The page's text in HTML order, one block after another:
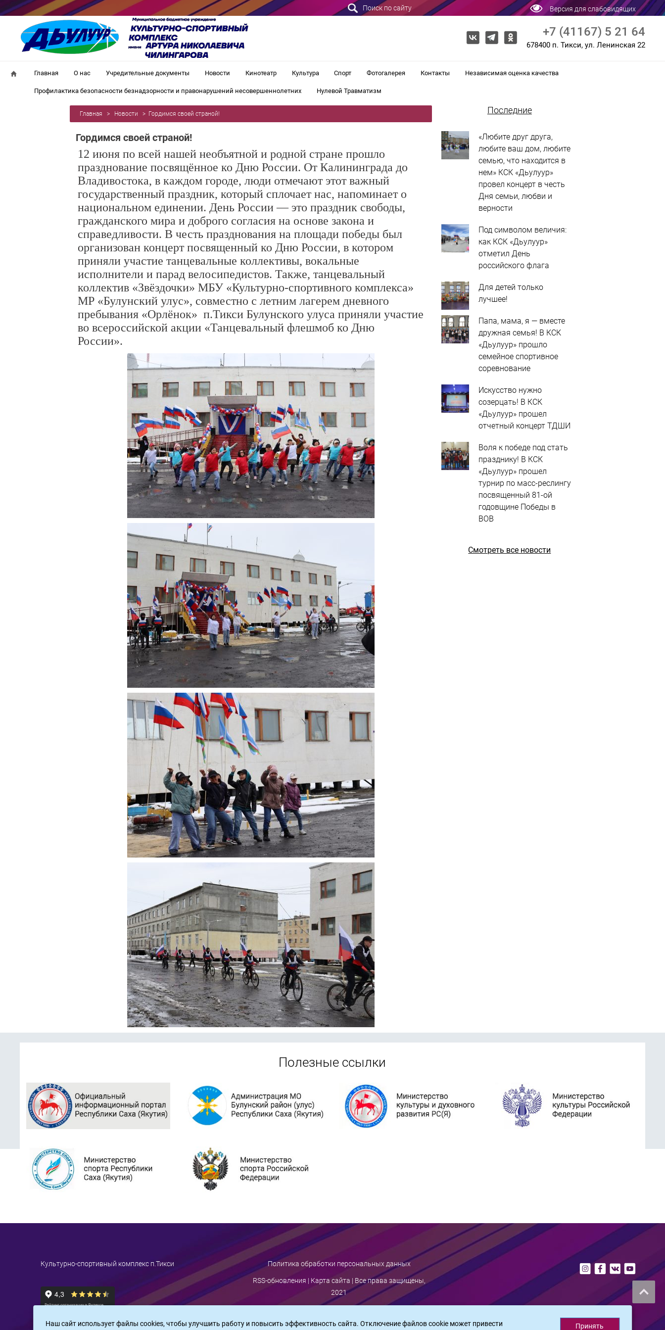
Версия для слабовидящих
Поиск по сайту
+7 (41167) 5 21 64
678400 п. Тикси, ул. Ленинская 22
Главная О нас Учредительные документы Новости Кинотеатр Культура Спорт Фотогалерея Контакты Независимая оценка качества
Профилактика безопасности безнадзорности и правонарушений несовершеннолетних Нулевой Травматизм
Главная > Новости > Гордимся своей страной!
Гордимся своей страной!
12 июня по всей нашей необъятной и родной стране прошло
празднование посвящённое ко Дню России. От Калининграда до
Владивостока, в каждом городе, люди отмечают этот важный
государственный праздник, который сплочает нас, напоминает о
национальном единении. День России — это праздник свободы,
гражданского мира и доброго согласия на основе закона и
справедливости. В честь празднования на площади победы был
организован концерт посвященный ко Дню России, в котором
приняли участие танцевальные коллективы, вокальные
исполнители и парад велосипедистов. Также, танцевальный
коллектив «Звёздочки» МБУ «Культурно-спортивного комплекса»
МР «Булунский улус», совместно с летним лагерем дневного
пребывания «Орлёнок» п.Тикси Булунского улуса приняли участие
во всероссийской акции «Танцевальный флешмоб ко Дню
России».
Последние
«Любите друг друга,
любите ваш дом, любите
семью, что находится в
нем» КСК «Дьулуур»
провел концерт в честь
Дня семьи, любви и
верности
Под символом величия:
как КСК «Дьулуур»
отметил День
российского флага
Для детей только
лучшее!
Папа, мама, я — вместе
дружная семья! В КСК
«Дьулуур» прошло
семейное спортивное
соревнование
Искусство нужно
созерцать! В КСК
«Дьулуур» прошел
отчетный концерт ТДШИ
Воля к победе под стать
празднику! В КСК
«Дьулуур» прошел
турнир по масс-реслингу
посвященный 81-ой
годовщине Победы в
ВОВ
Смотреть все новости
Полезные ссылки
Культурно-спортивный комплекс п.Тикси Политика обработки персональных данных
RSS-обновления | Карта сайта | Все права защищены,
2021
Наш сайт использует файлы cookies, чтобы улучшить работу и повысить эффективность сайта. Отключение файлов cookie может привести Принять